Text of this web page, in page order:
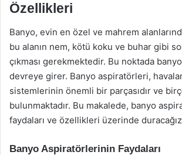
Özellikleri
Banyo, evin en özel ve mahrem
bu alanın nem, kötü koku ve buhar gibi
çıkması gerekmektedir. Bu noktada
devreye girer. Banyo aspiratörleri,
sistemlerinin önemli bir parçasıdır ve
bulunmaktadır. Bu makalede, banyo
faydaları ve özellikleri üzerinde
Banyo Aspiratörlerinin Faydaları